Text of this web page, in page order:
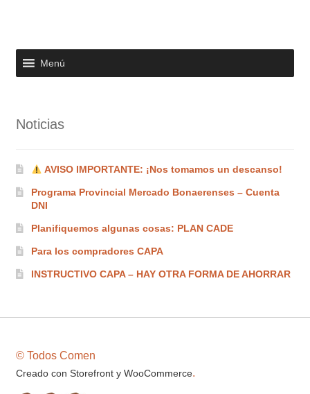
Menú
Noticias
AVISO IMPORTANTE: ¡Nos tomamos un descanso!
Programa Provincial Mercado Bonaerenses – Cuenta
DNI
Planifiquemos algunas cosas: PLAN CADE
Para los compradores CAPA
INSTRUCTIVO CAPA – HAY OTRA FORMA DE AHORRAR
© Todos Comen
Creado con Storefront y WooCommerce.